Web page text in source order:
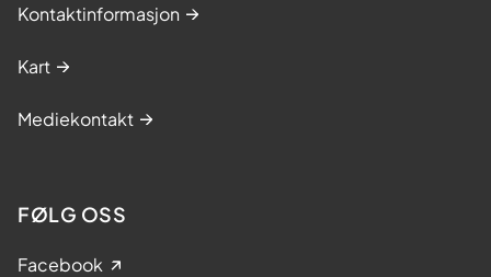
Kontaktinformasjon
Kart
Mediekontakt
FØLG OSS
Facebook